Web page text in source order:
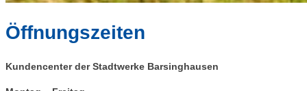
Öffnungszeiten
Kundencenter der Stadtwerke Barsinghausen